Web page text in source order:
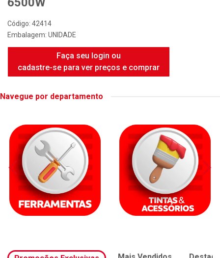
FAME DUCHA INTENSE WHITE
6500W
Embalagem: UNIDADE
Faça seu login ou
cadastre-se para ver preços e comprar
Navegue por departamento